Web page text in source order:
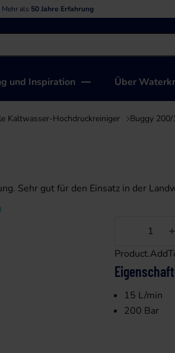
Mehr als 50 Jahre Erfahrung
und Inspiration Über
Kaltwasser-Hochdruckreiniger Buggy 200/
Sehr gut für den Einsatz in der
Weniger
15 L/min
200 Bar